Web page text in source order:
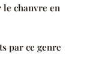
chanvre en
par ce genre